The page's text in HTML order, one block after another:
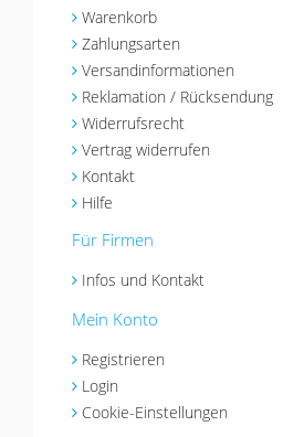
Warenkorb
Zahlungsarten
Versandinformationen
Reklamation / Rücksendung
Widerrufsrecht
Vertrag widerrufen
Kontakt
Hilfe
Für Firmen
Infos und Kontakt
Mein Konto
Registrieren
Login
Cookie-Einstellungen